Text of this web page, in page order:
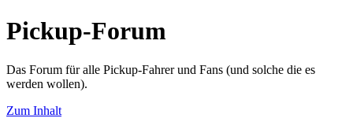
Pickup-Forum
Das Forum für alle Pickup-Fahrer und Fans (und solche die es
werden wollen).
Zum Inhalt